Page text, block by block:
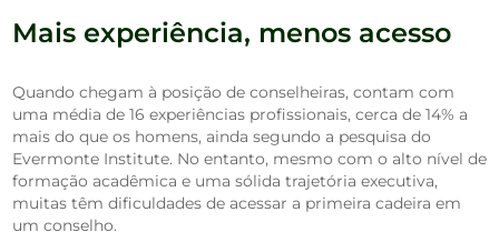
Mais experiência, menos acesso
Quando chegam à posição de conselheiras, contam com
uma média de 16 experiências profissionais, cerca de 14% a
mais do que os homens, ainda segundo a pesquisa do
Evermonte Institute. No entanto, mesmo com o alto nível de
formação acadêmica e uma sólida trajetória executiva,
muitas têm dificuldades de acessar a primeira cadeira em
um conselho.